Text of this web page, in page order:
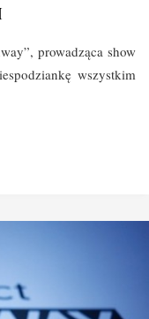
prowadząca show
wszystkim